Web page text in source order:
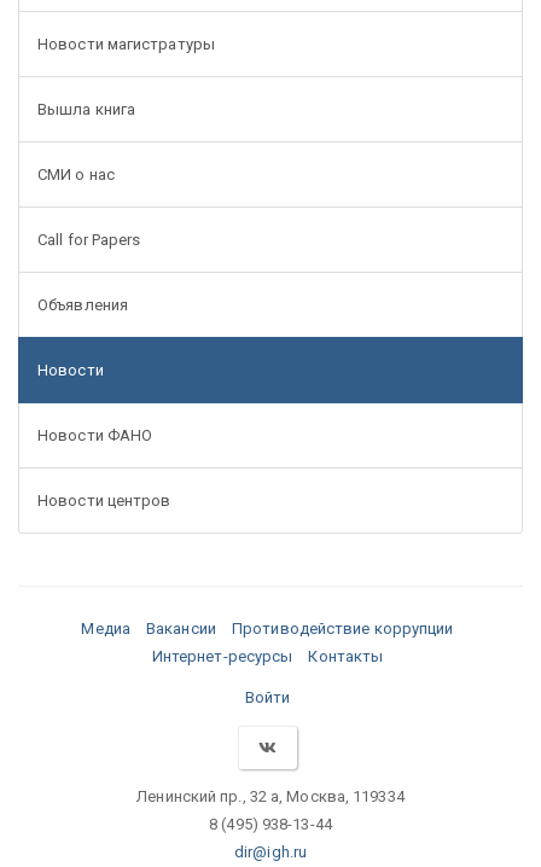
Новости магистратуры
Вышла книга
СМИ о нас
Call for Papers
Объявления
Новости
Новости ФАНО
Новости центров
Медиа Вакансии
Противодействие коррупции
Интернет-ресурсы
Контакты
Войти
Ленинский пр., 32 а, Москва, 119334
8 (495) 938-13-44
dir@igh.ru